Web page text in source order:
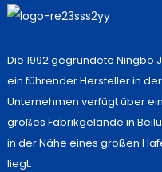
Die 1992 gegründete Ningbo
ein führender Hersteller in
Unternehmen verfügt über
großes Fabrikgelände in
in der Nähe eines großen
liegt.